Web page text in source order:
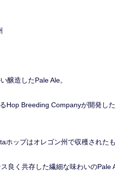
醸造したPale Ale。
Hop Breeding Companyが開発し
ホップはオレゴン州で収穫された
良く共存した繊細な味わいのPale